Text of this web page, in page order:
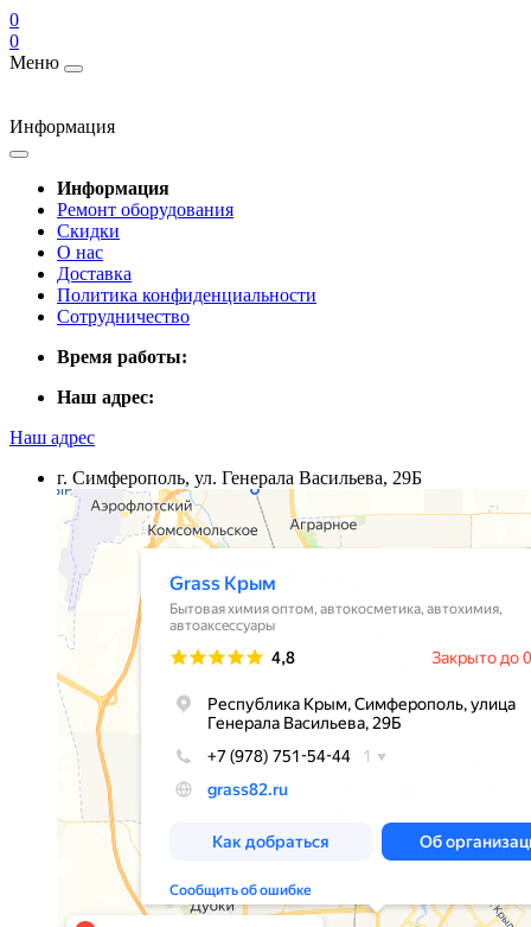
0
0
Меню
Информация
Информация
Ремонт оборудования
Скидки
О нас
Доставка
Политика конфиденциальности
Сотрудничество
Время работы:
Наш адрес:
Наш адрес
г. Симферополь, ул. Генерала Васильева, 29Б